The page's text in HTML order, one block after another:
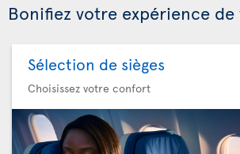
Bonifiez votre expérience de
Sélection de sièges
Choisissez votre confort